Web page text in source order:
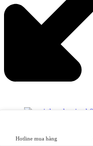
Hotline mua hàng